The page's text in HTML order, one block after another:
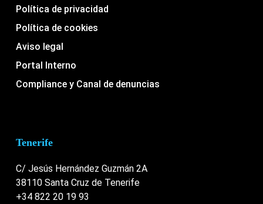
Política de privacidad
Política de cookies
Aviso legal
Portal Interno
Compliance y Canal de denuncias
Tenerife
C/ Jesús Hernández Guzmán 2A
38110 Santa Cruz de Tenerife
+34 822 20 19 93